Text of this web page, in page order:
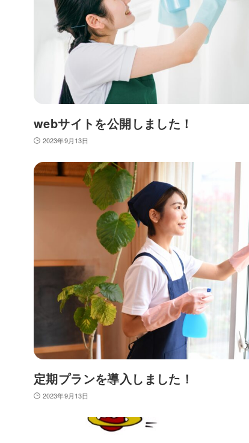
webサイトを公開しました！
2023年9月13日
定期プランを導入しました！
2023年9月13日